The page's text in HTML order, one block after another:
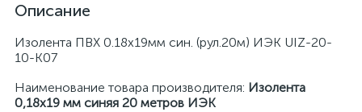
Описание
Изолента ПВХ 0.18х19мм син. (рул.20м) ИЭК UIZ-20-
10-K07
Наименование товара производителя: Изолента
0,18х19 мм синяя 20 метров ИЭК